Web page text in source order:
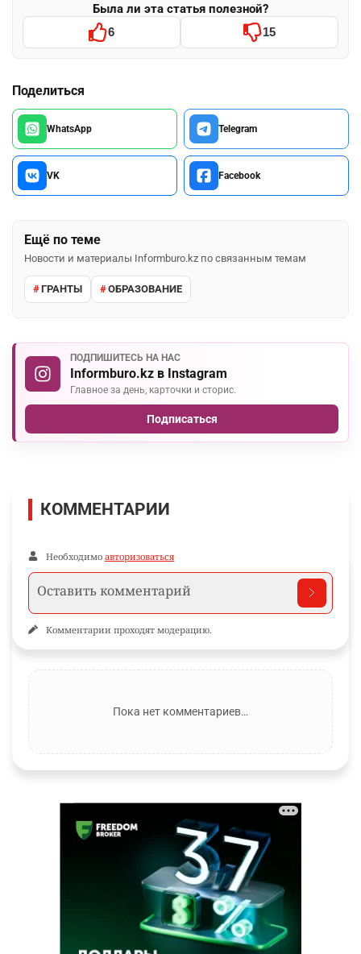
Была ли эта статья полезной?
6 15
Поделиться
WhatsApp Telegram
VK Facebook
Ещё по теме
Новости и материалы Informburo.kz по связанным темам
ГРАНТЫ ОБРАЗОВАНИЕ
ПОДПИШИТЕСЬ НА НАС
Informburo.kz в Instagram
Главное за день, карточки и сторис.
Подписаться
КОММЕНТАРИИ
Необходимо авторизоваться
Комментарии проходят модерацию.
Пока нет комментариев…